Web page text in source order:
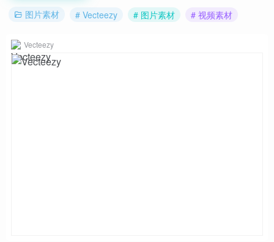
图片素材 # Vecteezy # 图片素材 # 视频素材
Vecteezy